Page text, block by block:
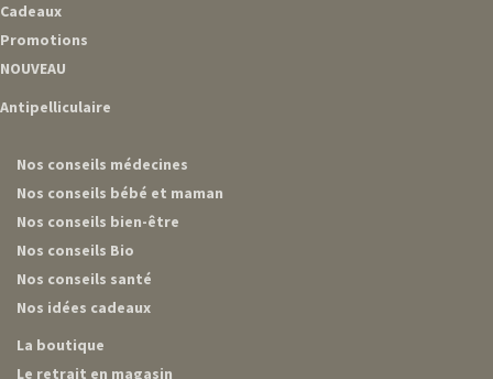
Cadeaux
Promotions
NOUVEAU
Antipelliculaire
Nos conseils médecines
Nos conseils bébé et maman
Nos conseils bien-être
Nos conseils Bio
Nos conseils santé
Nos idées cadeaux
La boutique
Le retrait en magasin